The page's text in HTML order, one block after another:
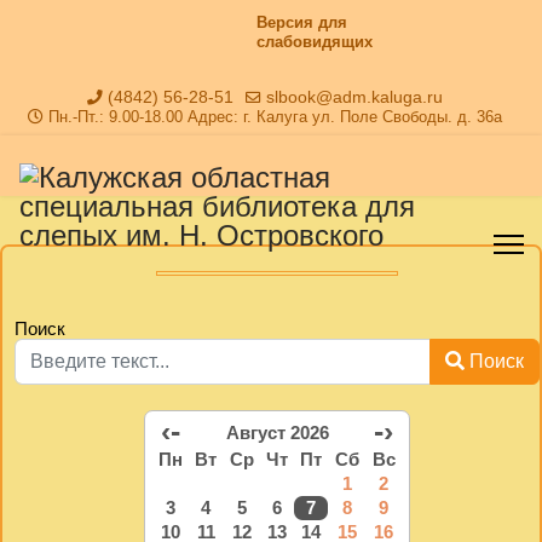
Версия для
слабовидящих
(4842) 56-28-51 slbook@adm.kaluga.ru
Пн.-Пт.: 9.00-18.00 Адрес: г. Калуга ул. Поле Свободы. д. 36а
Поиск
Поиск
‹- Август 2026 -›
Пн Вт Ср Чт Пт Сб
Вс
1
2
3
4 5 6 7 8
9
10
11 12 13 14 15 16